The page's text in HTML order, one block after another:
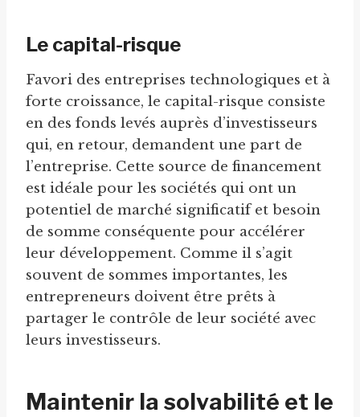
Le capital-risque
Favori des entreprises technologiques et à
forte croissance, le capital-risque consiste
en des fonds levés auprès d’investisseurs
qui, en retour, demandent une part de
l’entreprise. Cette source de financement
est idéale pour les sociétés qui ont un
potentiel de marché significatif et besoin
de somme conséquente pour accélérer
leur développement. Comme il s’agit
souvent de sommes importantes, les
entrepreneurs doivent être prêts à
partager le contrôle de leur société avec
leurs investisseurs.
Maintenir la solvabilité et le